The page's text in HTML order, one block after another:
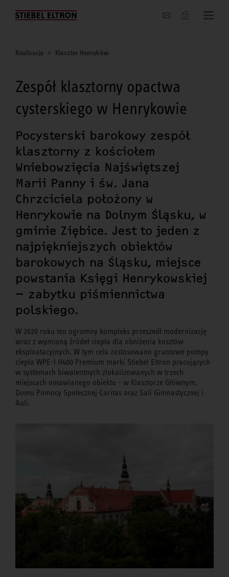
O nas
Realizacje Klasztor Henryków
Zespół klasztorny opactwa
cysterskiego w Henrykowie
Pocysterski barokowy zespół
klasztorny z kościołem
Wniebowzięcia Najświętszej
Marii Panny i św. Jana
Chrzciciela położony w
Henrykowie na Dolnym Śląsku, w
gminie Ziębice. Jest to jeden z
najpiękniejszych obiektów
barokowych na Śląsku, miejsce
powstania Księgi Henrykowskiej
– zabytku piśmiennictwa
polskiego.
W 2020 roku ten ogromny kompleks przeszedł modernizację
wraz z wymianą źródeł ciepła dla obniżenia kosztów
eksploatacyjnych. W tym celu zastosowano gruntowe pompy
ciepła WPE-I H400 Premium marki Stiebel Eltron pracujących
w systemach biwalentnych zlokalizowanych w trzech
miejscach omawianego obiektu - w Klasztorze Głównym,
Domu Pomocy Społecznej Caritas oraz Sali Gimnastycznej i
Auli.